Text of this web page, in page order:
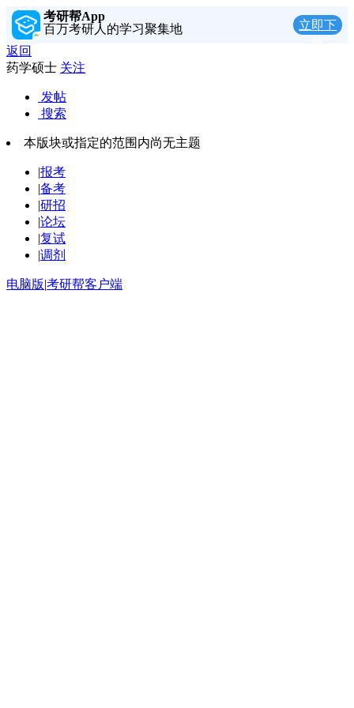
考研帮App
百万考研人的学习聚集地
立即下
返回
药学硕士 关注
发帖
搜索
本版块或指定的范围内尚无主题
|报考
|备考
|研招
|论坛
|复试
|调剂
电脑版|考研帮客户端